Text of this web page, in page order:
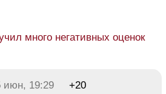
много негативных оценок
июн, 19:29
+20